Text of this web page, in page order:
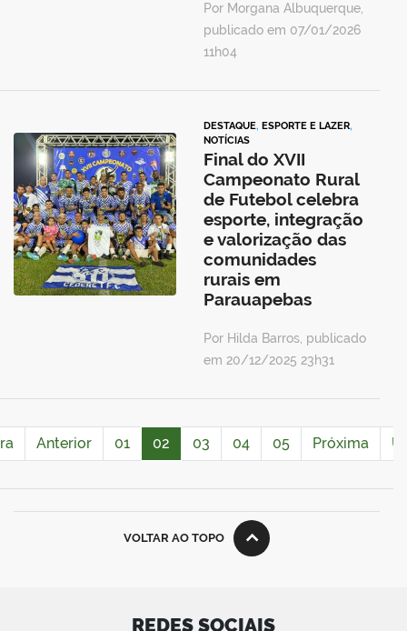
Por Morgana Albuquerque,
publicado em 07/01/2026
11h04
DESTAQUE, ESPORTE E LAZER,
NOTÍCIAS
Final do XVII
Campeonato Rural
de Futebol celebra
esporte, integração
e valorização das
comunidades
rurais em
Parauapebas
Por Hilda Barros, publicado
em 20/12/2025 23h31
Anterior 01 02 03 04 05 Próxima
VOLTAR AO TOPO
REDES SOCIAIS